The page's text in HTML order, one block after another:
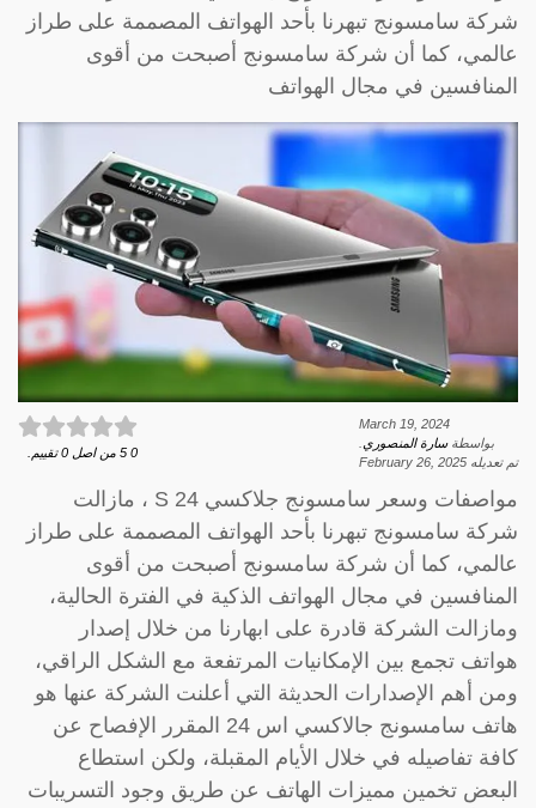
شركة سامسونج تبهرنا بأحد الهواتف المصممة على طراز
عالمي، كما أن شركة سامسونج أصبحت من أقوى
المنافسين في مجال الهواتف
March 19, 2024
بواسطةسارة المنصوري
تم تعديله February 26, 2025
0
5 من اصل 0 تقييم.
مواصفات وسعر سامسونج جلاكسي S 24 ، مازالت
شركة سامسونج تبهرنا بأحد الهواتف المصممة على طراز
عالمي، كما أن شركة سامسونج أصبحت من أقوى
المنافسين في مجال الهواتف الذكية في الفترة الحالية،
ومازالت الشركة قادرة على ابهارنا من خلال إصدار
هواتف تجمع بين الإمكانيات المرتفعة مع الشكل الراقي،
ومن أهم الإصدارات الحديثة التي أعلنت الشركة عنها هو
هاتف سامسونج جالاكسي اس 24 المقرر الإفصاح عن
كافة تفاصيله في خلال الأيام المقبلة، ولكن استطاع
البعض تخمين مميزات الهاتف عن طريق وجود التسريبات